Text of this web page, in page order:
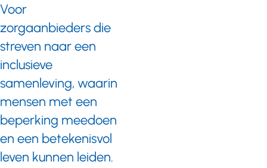
Voor
zorgaanbieders die
streven naar een
inclusieve
samenleving, waarin
mensen met een
beperking meedoen
en een betekenisvol
leven kunnen leiden.